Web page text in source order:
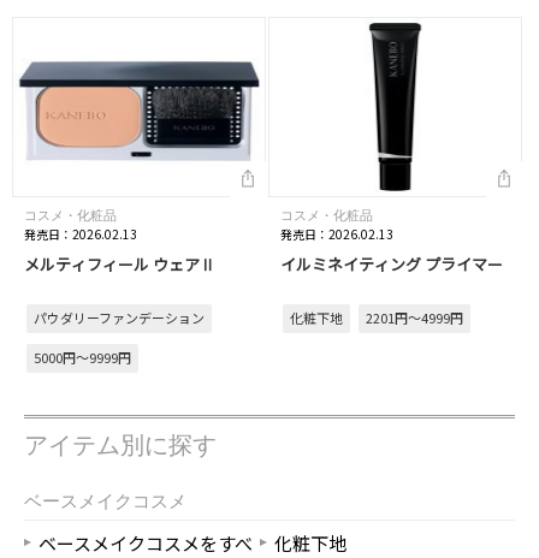
コスメ・化粧品
発売日：2026.02.13
メルティフィール ウェアⅡ
パウダリーファンデーション
5000円～9999円
コスメ・化粧品
発売日：2026.02.13
イルミネイティング プライマー
化粧下地 2201円～4999円
アイテム別に探す
ベースメイクコスメ
ベースメイクコスメをすべ
化粧下地